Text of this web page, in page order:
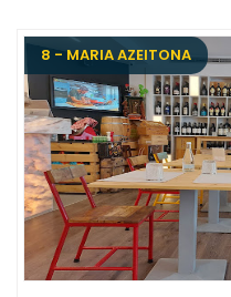
8 - MARIA AZEITONA